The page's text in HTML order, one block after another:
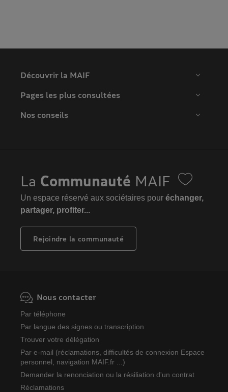
Découvrir la MAIF
Pages les plus consultées
Nos conseils
La Communauté MAIF
Un espace réservé aux sociétaires pour échanger,
partager, profiter...
Rejoindre la communauté
Nous contacter
Par téléphone
Par langue des signes ou transcription
Trouver votre délégation
Par e-mail (réclamations, difficultés de connexion Espace
personnel, navigation MAIF.fr ...)
Demander la renonciation ou la résiliation d'un contrat
Réclamations